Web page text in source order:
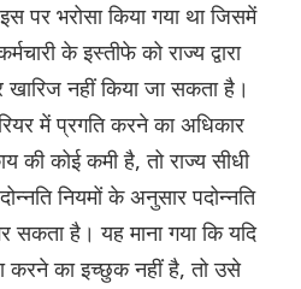
इस पर भरोसा किया गया था जिसमें
के इस्तीफे को राज्य द्वारा
खारिज नहीं किया जा सकता है।
में प्रगति करने का अधिकार
की कोई कमी है, तो राज्य सीधी
नियमों के अनुसार पदोन्नति
सकता है। यह माना गया कि यदि
करने का इच्छुक नहीं है, तो उसे